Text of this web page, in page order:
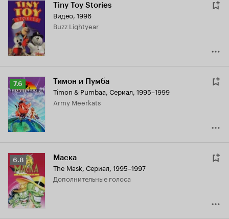
Tiny Toy Stories
Видео, 1996
Buzz Lightyear
Рейтинг
Кинопоиска
7.6
7.6 Тимон и Пумба
Timon & Pumbaa, Сериал, 1995–1999
Army Meerkats
Рейтинг
Кинопоиска
6.8
6.8 Маска
The Mask, Сериал, 1995–1997
дополнительные голоса